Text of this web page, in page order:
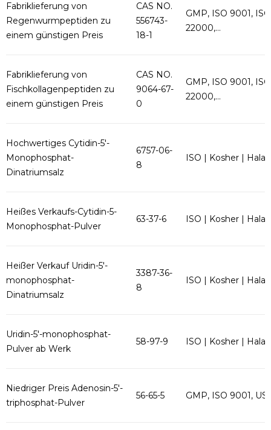
Fabriklieferung von
Regenwurmpeptiden zu
einem günstigen Preis
CAS NO.
556743-
18-1
GMP, ISO 9001, ISO
22000,...
Fabriklieferung von
Fischkollagenpeptiden zu
einem günstigen Preis
CAS NO.
9064-67-
0
GMP, ISO 9001, ISO
22000,...
Hochwertiges Cytidin-5'-
Monophosphat-
Dinatriumsalz
6757-06-
8
ISO | Kosher | Halal
Heißes Verkaufs-Cytidin-5-
Monophosphat-Pulver
63-37-6 ISO | Kosher | Halal
Heißer Verkauf Uridin-5'-
monophosphat-
Dinatriumsalz
3387-36-
8
ISO | Kosher | Halal
Uridin-5'-monophosphat-
Pulver ab Werk
58-97-9 ISO | Kosher | Halal
Niedriger Preis Adenosin-5'-
triphosphat-Pulver
56-65-5 GMP, ISO 9001,